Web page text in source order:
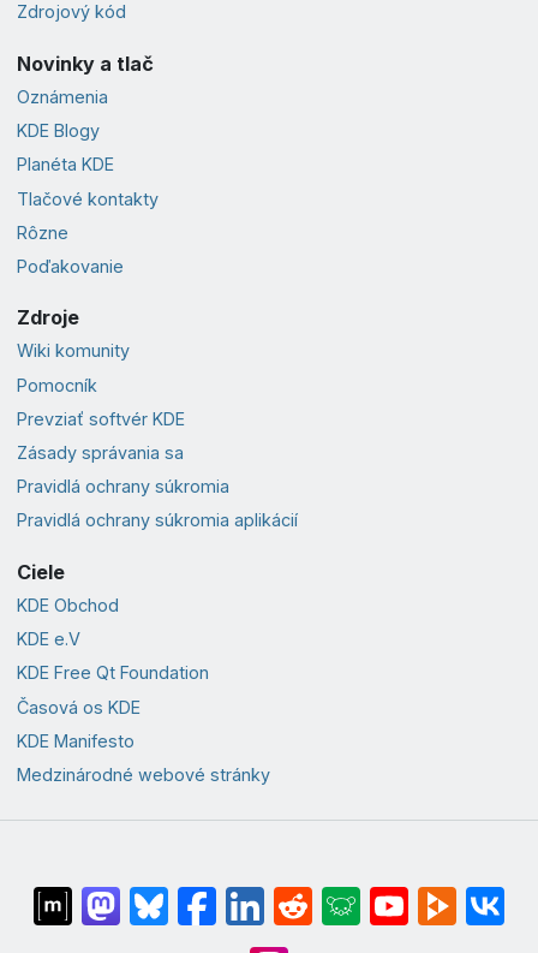
Zdrojový kód
Novinky a tlač
Oznámenia
KDE Blogy
Planéta KDE
Tlačové kontakty
Rôzne
Poďakovanie
Zdroje
Wiki komunity
Pomocník
Prevziať softvér KDE
Zásady správania sa
Pravidlá ochrany súkromia
Pravidlá ochrany súkromia aplikácií
Ciele
KDE Obchod
KDE e.V
KDE Free Qt Foundation
Časová os KDE
KDE Manifesto
Medzinárodné webové stránky